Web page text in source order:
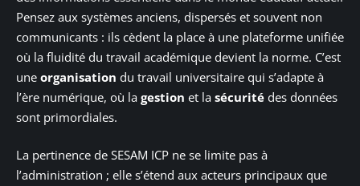
Pensez aux systèmes anciens, dispersés et souvent non
communicants : ils cèdent la place à une plateforme unifiée
où la fluidité du travail académique devient la norme. C’est
une organisation du travail universitaire qui s’adapte à
l’ère numérique, où la gestion et la sécurité des données
sont primordiales.
La pertinence de SESAM ICP ne se limite pas à
l’administration ; elle s’étend aux acteurs principaux que